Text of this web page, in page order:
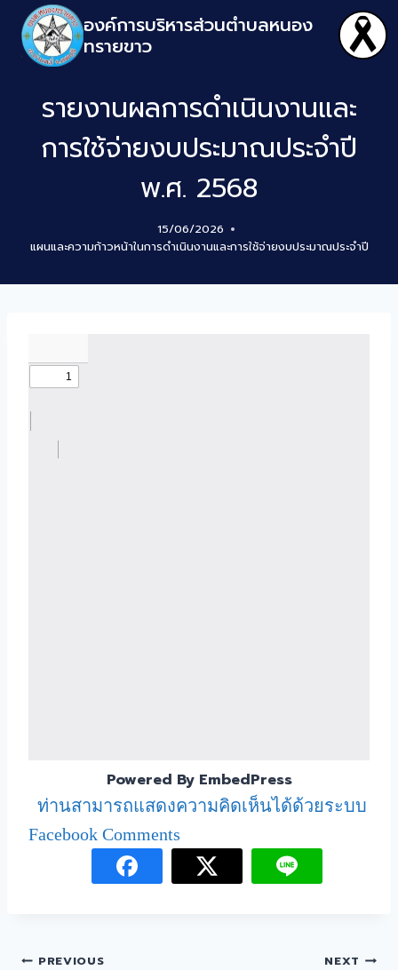
องค์การบริหารส่วนตำบลหนอง
ทรายขาว
รายงานผลการดำเนินงานและ
การใช้จ่ายงบประมาณประจำปี
พ.ศ. 2568
15/06/2026
แผนและความก้าวหน้าในการดำเนินงานและการใช้จ่ายงบประมาณประจำปี
Powered By EmbedPress
ท่านสามารถแสดงความคิดเห็นได้ด้วยระบบ
Facebook Comments
PREVIOUS NEXT